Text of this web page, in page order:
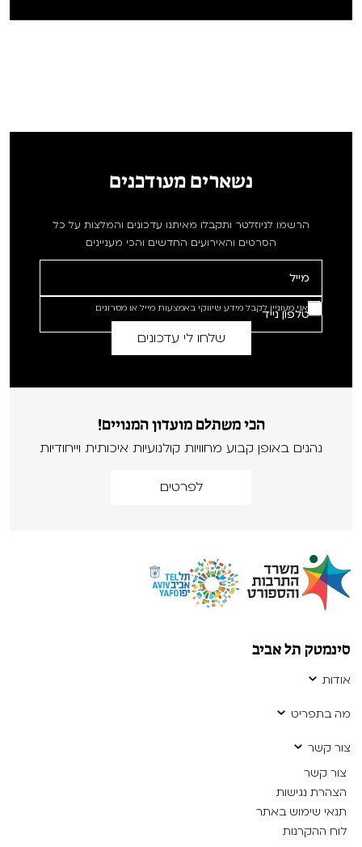
נשארים מעודכנים
הרשמו לניוזלטר ותקבלו מאיתנו עדכונים והמלצות על כל
הסרטים והאירועים החדשים והכי מעניינים
אני מעוניין לקבל מידע שיווקי באמצעות מייל או מסרונים
הכי משתלם מועדון המנויים!
נהנים באופן קבוע מחוויות קולנועיות איכותית וייחודיות
לפרטים
סינמטק תל אביב
אודות
מה בתפריט
צור קשר
צור קשר
הצהרת נגישות
תנאי שימוש באתר
לוח ההקרנות